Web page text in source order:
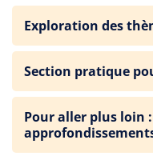
Exploration des
Section pratique
Pour aller plus loin